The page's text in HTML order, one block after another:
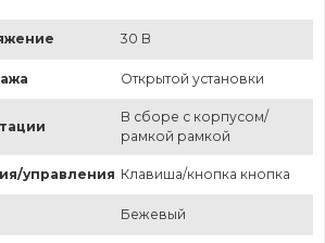
30 В
Открытой установки
В сборе с корпусом/
рамкой рамкой
управления Клавиша/кнопка кнопка
Бежевый